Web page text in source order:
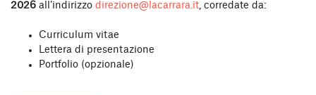
2026 all’indirizzo direzione@lacarrara.it, corredate da:
Curriculum vitae
Lettera di presentazione
Portfolio (opzionale)